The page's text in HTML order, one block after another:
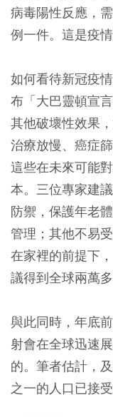
病毒陽性反應，
例一件。這是疫情
如何看待新冠疫
布「大巴靈頓宣
其他破壞性效果
治療放慢、癌症
這些在未來可能
本。三位專家建
防禦，保護年老
管理；其他不易
在家裡的前提下
議得到全球兩萬
與此同時，年底
射會在全球迅速
的。筆者估計，
之一的人口已接